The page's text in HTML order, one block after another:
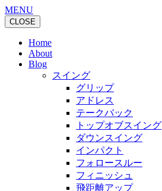
MENU
CLOSE
Home
About
Blog
スイング
グリップ
アドレス
テークバック
トップオブスイング
ダウンスイング
インパクト
フォロースルー
フィニッシュ
飛距離アップ